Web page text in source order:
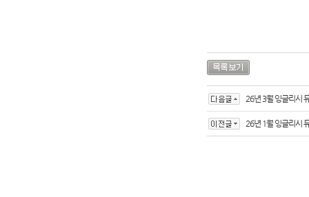
26년 3월 잉글리시
26년 1월 잉글리시